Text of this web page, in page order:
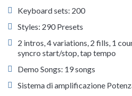
Keyboard sets: 200
Styles: 290 Presets
2 intros, 4 variations, 2 fills, 1
syncro start/stop, tap tempo
Demo Songs: 19 songs
Sistema di amplificazione